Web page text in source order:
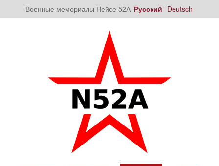
Военные мемориалы Нейсе 52А Русский Deutsch